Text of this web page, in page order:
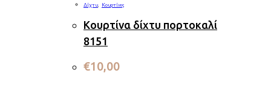
Δίχτυ Κουρτίνες
Κουρτίνα δίχτυ πορτοκαλί
8151
€10,00